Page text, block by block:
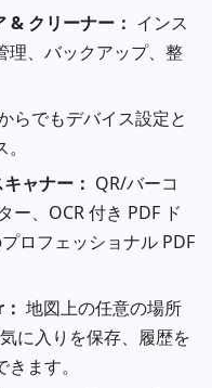
& クリーナー： インス
理、バックアップ、整
らでもデバイス設定と
ャナー： QR/バーコ
ー、OCR 付き PDF ド
ロフェッショナル PDF
地図上の任意の場所
に入りを保存、履歴を
ます。